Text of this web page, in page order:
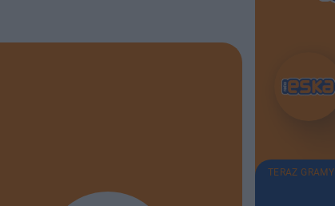
TERAZ GRAMY